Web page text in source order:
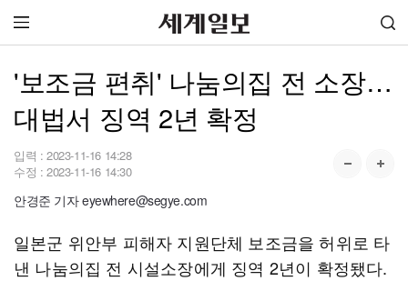
'보조금 편취' 나눔의집 전 소장…
대법서 징역 2년 확정
입력 : 2023-11-16 14:28
수정 : 2023-11-16 14:30
안경준 기자 eyewhere@segye.com
일본군 위안부 피해자 지원단체 보조금을 허위로 타
낸 나눔의집 전 시설소장에게 징역 2년이 확정됐다.